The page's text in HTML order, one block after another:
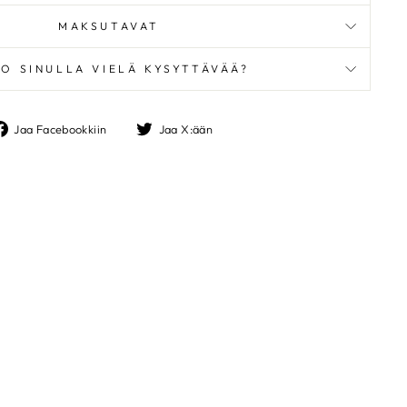
MAKSUTAVAT
SINULLA VIELÄ KYSYTTÄVÄÄ?
Jaa Facebookkiin
Jaa
Jaa X:ään